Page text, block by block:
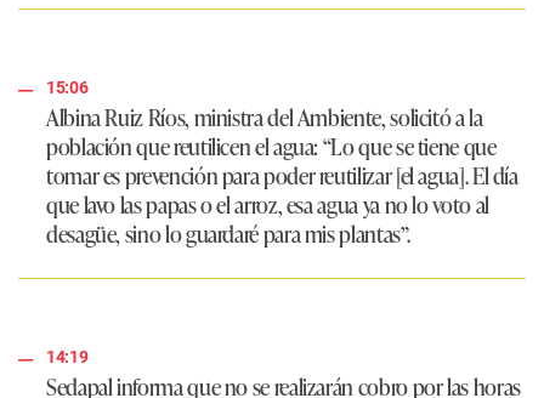
15:06
Albina Ruiz Ríos, ministra del Ambiente, solicitó a la
población que reutilicen el agua: “Lo que se tiene que
tomar es prevención para poder reutilizar [el agua]. El día
que lavo las papas o el arroz, esa agua ya no lo voto al
desagüe, sino lo guardaré para mis plantas”.
14:19
Sedapal informa que no se realizarán cobro por las horas